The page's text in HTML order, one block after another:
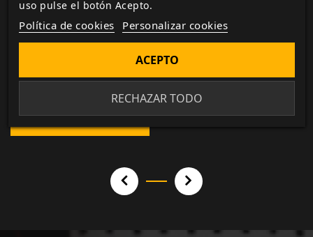
COMPRAR FÍSICO
COMPRAR FÍSICO
uso pulse el botón Acepto.
Política de cookies Personalizar cookies
RECHAZAR TODO
ACEPTO